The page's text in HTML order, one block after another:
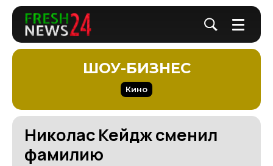
ШОУ-БИЗНЕС
Кино
Николас Кейдж сменил
фамилию